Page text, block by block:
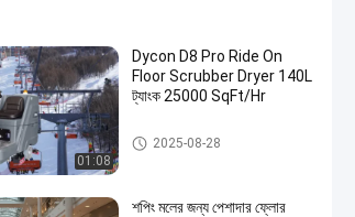
01:08
Dycon D8 Pro Ride On
Floor Scrubber Dryer 140L
ট্যাংক 25000 SqFt/Hr
ফ্লোর স্ক্রাবার ব্যবহার করুন
2025-08-28
শপিং মলের জন্য পেশাদার ফ্লোর